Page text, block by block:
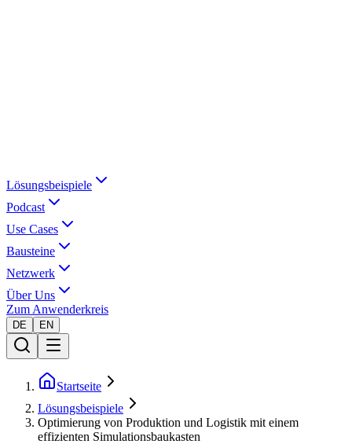
Lösungsbeispiele
Podcast
Use Cases
Bausteine
Netzwerk
Über Uns
Zum Anwenderkreis
DE EN
Startseite
Lösungsbeispiele
Optimierung von Produktion und Logistik mit einem
effizienten Simulationsbaukasten